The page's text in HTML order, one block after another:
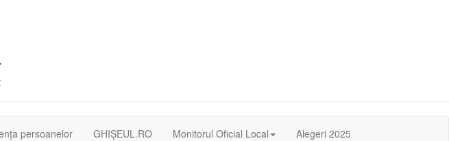
persoanelor GHIȘEUL.RO Monitorul Oficial Local Alegeri 2025